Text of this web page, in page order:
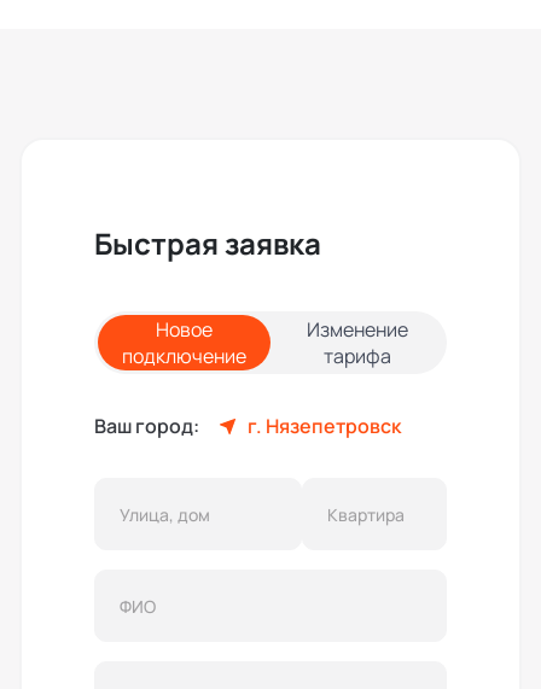
Быстрая заявка
Новое
подключение
Изменение
тарифа
Ваш город: г. Нязепетровск